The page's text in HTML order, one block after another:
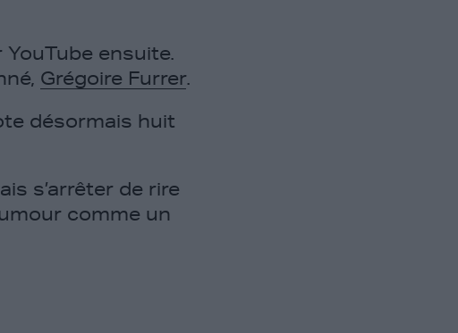
ensuite.
Grégoire Furrer
désormais huit
s’arrêter de rire
comme un